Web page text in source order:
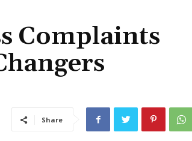
Complaints
Share